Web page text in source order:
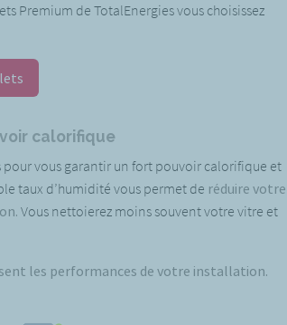
Premium de TotalEnergies vous choisissez
calorifique
pour vous garantir un fort pouvoir calorifique et
taux d’humidité vous permet de réduire votre
Vous nettoierez moins souvent votre vitre et
les performances de votre installation.